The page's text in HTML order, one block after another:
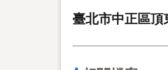
臺北市中正區